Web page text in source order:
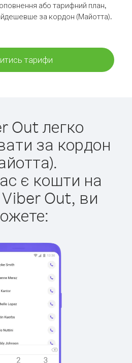
або тарифний план,
за кордон (Майотта).
тарифи
Out легко
за кордон
є кошти на
Out, ви